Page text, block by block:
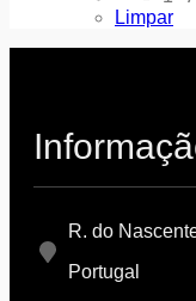
Limpar
R. do
Portugal